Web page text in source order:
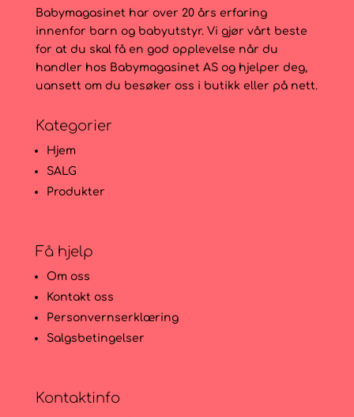
Babymagasinet har over 20 års erfaring
innenfor barn og babyutstyr. Vi gjør vårt beste
for at du skal få en god opplevelse når du
handler hos Babymagasinet AS og hjelper deg,
uansett om du besøker oss i butikk eller på nett.
Kategorier
Hjem
SALG
Produkter
Få hjelp
Om oss
Kontakt oss
Personvernserklæring
Salgsbetingelser
Kontaktinfo